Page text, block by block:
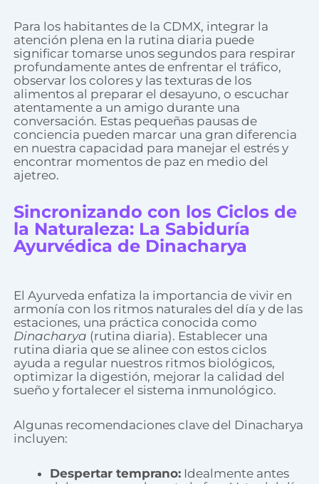
Para los habitantes de la CDMX, integrar la
atención plena en la rutina diaria puede
significar tomarse unos segundos para respirar
profundamente antes de enfrentar el tráfico,
observar los colores y las texturas de los
alimentos al preparar el desayuno, o escuchar
atentamente a un amigo durante una
conversación. Estas pequeñas pausas de
conciencia pueden marcar una gran diferencia
en nuestra capacidad para manejar el estrés y
encontrar momentos de paz en medio del
ajetreo.
Sincronizando con los Ciclos de
la Naturaleza: La Sabiduría
Ayurvédica de Dinacharya
El Ayurveda enfatiza la importancia de vivir en
armonía con los ritmos naturales del día y de las
estaciones, una práctica conocida como
Dinacharya (rutina diaria). Establecer una
rutina diaria que se alinee con estos ciclos
ayuda a regular nuestros ritmos biológicos,
optimizar la digestión, mejorar la calidad del
sueño y fortalecer el sistema inmunológico.
Algunas recomendaciones clave del Dinacharya
incluyen:
Despertar temprano: Idealmente antes